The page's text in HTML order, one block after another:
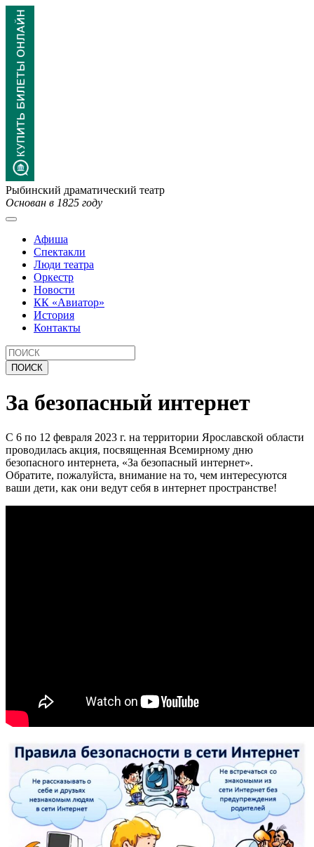
Рыбинский драматический театр
Основан в 1825 году
Афиша
Спектакли
Люди театра
Оркестр
Новости
КК «Авиатор»
История
Контакты
За безопасный интернет
С 6 по 12 февраля 2023 г. на территории Ярославской области
проводилась акция, посвященная Всемирному дню
безопасного интернета, «За безопасный интернет».
Обратите, пожалуйста, внимание на то, чем интересуются
ваши дети, как они ведут себя в интернет пространстве!